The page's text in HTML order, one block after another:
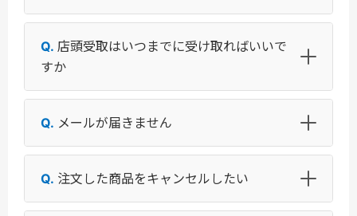
店頭受取はいつまでに受け取ればいいで
すか
メールが届きません
注文した商品をキャンセルしたい